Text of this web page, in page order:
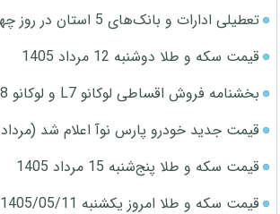
تعطیلی ادارات و بانک‌های 5 استان در روز چهارشنبه
قیمت سکه و طلا دوشنبه 12 مرداد 1405
بخشنامه فروش اقساطی لوکانو L7 و لوکانو L8 (مرداد 1405)
قیمت جدید خودرو پارس نوآ اعلام شد (مرداد 1405)
قیمت سکه و طلا پنج‌شنبه 15 مرداد 1405
قیمت سکه و طلا امروز یکشنبه 1405/05/11